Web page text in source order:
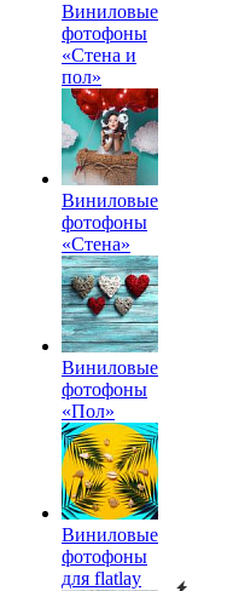
Виниловые
фотофоны
«Стена и
пол»
Виниловые
фотофоны
«Стена»
Виниловые
фотофоны
«Пол»
Виниловые
фотофоны
для flatlay